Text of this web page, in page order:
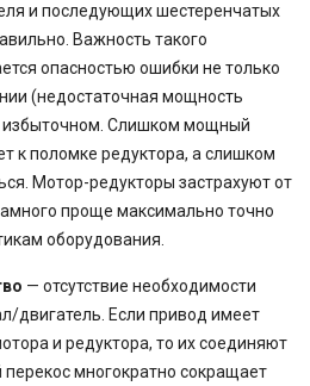
и последующих шестеренчатых
Важность такого
опасностью ошибки не только
(недостаточная мощность
избыточном. Слишком мощный
к поломке редуктора, а слишком
Мотор-редукторы застрахуют от
проще максимально точно
оборудования.
— отсутствие необходимости
двигатель. Если привод имеет
и редуктора, то их соединяют
многократно сокращает